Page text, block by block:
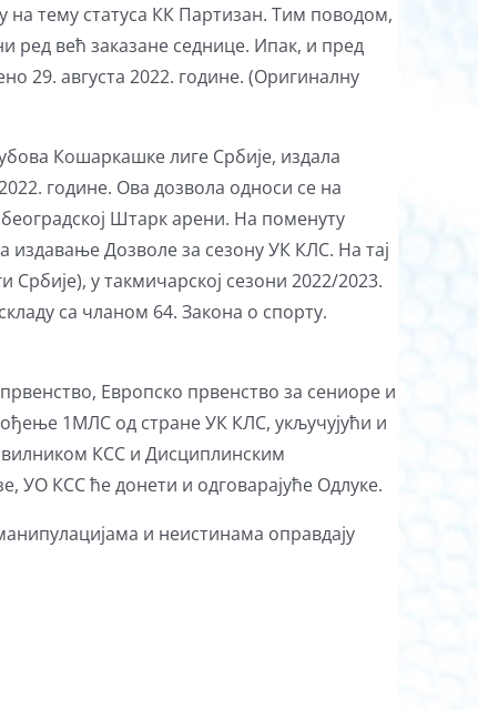
на тему статуса КК Партизан. Тим поводом,
ред већ заказане седнице. Ипак, и пред
29. августа 2022. године. (Оригиналну
Кошаркашке лиге Србије, издала
године. Ова дозвола односи се на
Штарк арени. На поменуту
Дозволе за сезону УК КЛС. На тај
у такмичарској сезони 2022/2023.
са чланом 64. Закона о спорту.
Европско првенство за сениоре и
1МЛС од стране УК КЛС, укључујући и
КСС и Дисциплинским
УО КСС ће донети и одговарајуће Одлуке.
и неистинама оправдају